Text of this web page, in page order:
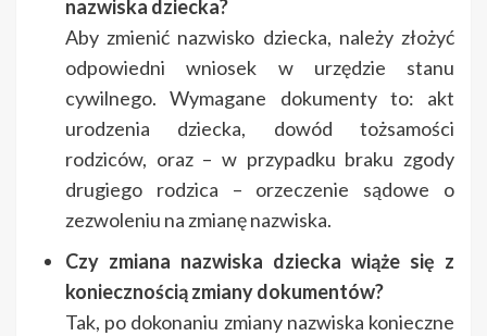
nazwiska dziecka?
Aby zmienić nazwisko dziecka, należy złożyć
odpowiedni wniosek w urzędzie stanu
cywilnego. Wymagane dokumenty to: akt
urodzenia dziecka, dowód tożsamości
rodziców, oraz – w przypadku braku zgody
drugiego rodzica – orzeczenie sądowe o
zezwoleniu na zmianę nazwiska.
Czy zmiana nazwiska dziecka wiąże się z
koniecznością zmiany dokumentów?
Tak, po dokonaniu zmiany nazwiska konieczne